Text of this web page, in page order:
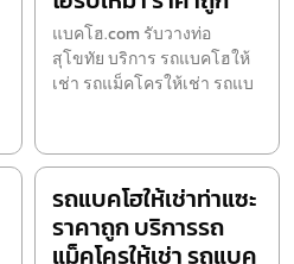
แบคโฮ.com รับวางท่อ
สุโขทัย บริการ รถแบคโฮให้
เช่า รถแม็คโครให้เช่า รถแบ
รถแบคโฮให้เช่าท่าแซะ
ราคาถูก บริการรถ
แม็คโครให้เช่า รถแบค